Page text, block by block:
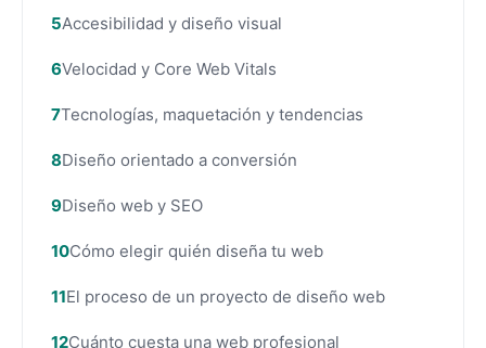
Accesibilidad y diseño visual
Velocidad y Core Web Vitals
Tecnologías, maquetación y tendencias
Diseño orientado a conversión
Diseño web y SEO
Cómo elegir quién diseña tu web
El proceso de un proyecto de diseño web
Cuánto cuesta una web profesional